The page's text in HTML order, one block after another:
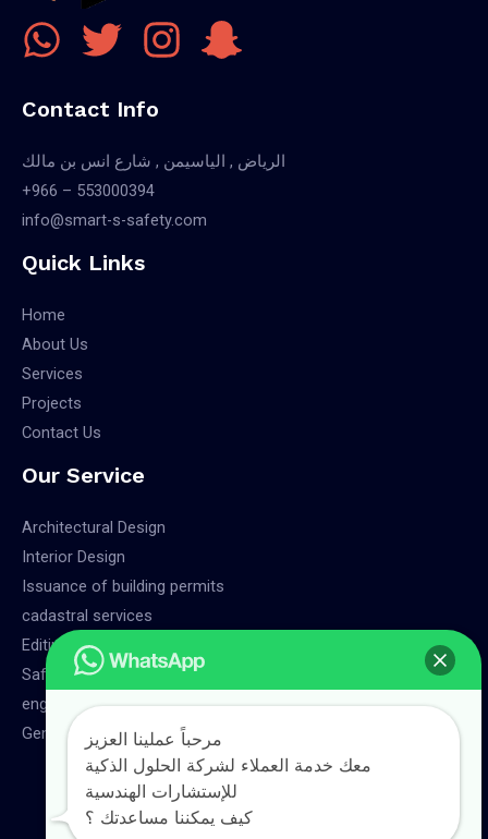
Contact Info
الرياض , الياسيمن , شارع انس بن مالك
+966 – 553000394
info@smart-s-safety.com
Quick Links
Home
About Us
Services
Projects
Contact Us
Our Service
Architectural Design
Interior Design
Issuance of building permits
cadastral services
Editing charts
Safety Services
engineering supervision
General Servicesمرحباً عملينا العزيز
معك خدمة العملاء لشركة الحلول الذكية
للإستشارات الهندسية
كيف يمكننا مساعدتك ؟